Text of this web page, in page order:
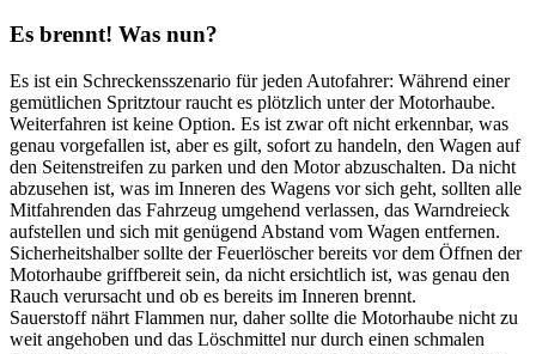
Es brennt! Was nun?
Es ist ein Schreckensszenario für jeden Autofahrer: Während einer
gemütlichen Spritztour raucht es plötzlich unter der Motorhaube.
Weiterfahren ist keine Option. Es ist zwar oft nicht erkennbar, was
genau vorgefallen ist, aber es gilt, sofort zu handeln, den Wagen auf
den Seitenstreifen zu parken und den Motor abzuschalten. Da nicht
abzusehen ist, was im Inneren des Wagens vor sich geht, sollten alle
Mitfahrenden das Fahrzeug umgehend verlassen, das Warndreieck
aufstellen und sich mit genügend Abstand vom Wagen entfernen.
Sicherheitshalber sollte der Feuerlöscher bereits vor dem Öffnen der
Motorhaube griffbereit sein, da nicht ersichtlich ist, was genau den
Rauch verursacht und ob es bereits im Inneren brennt.
Sauerstoff nährt Flammen nur, daher sollte die Motorhaube nicht zu
weit angehoben und das Löschmittel nur durch einen schmalen